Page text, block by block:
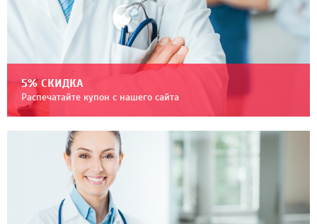
5% СКИДКА
Распечатайте купон с нашего сайта